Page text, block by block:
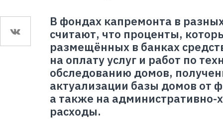
В фондах капремонта в
считают, что проценты,
размещённых в банках
на оплату услуг и работ по
обследованию домов,
актуализации базы домов от
а также на административно-
расходы.